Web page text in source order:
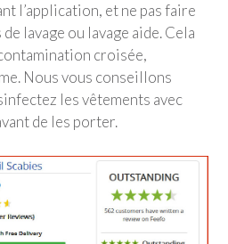
l’application, et ne pas faire
lavage ou lavage aide. Cela
croisée,
Nous vous conseillons
les vêtements avec
de les porter.